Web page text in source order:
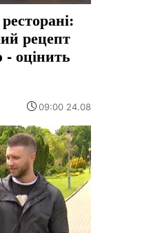
рецепт
- оцінить
09:00 24.08